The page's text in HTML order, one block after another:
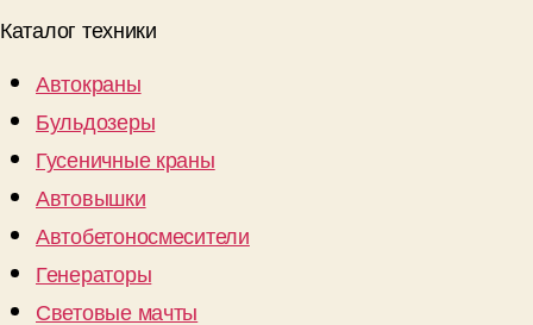
Каталог техники
Автокраны
Бульдозеры
Гусеничные краны
Автовышки
Автобетоносмесители
Генераторы
Световые мачты